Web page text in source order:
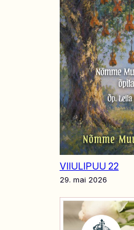
VIIULIPUU 22
29. mai 2026